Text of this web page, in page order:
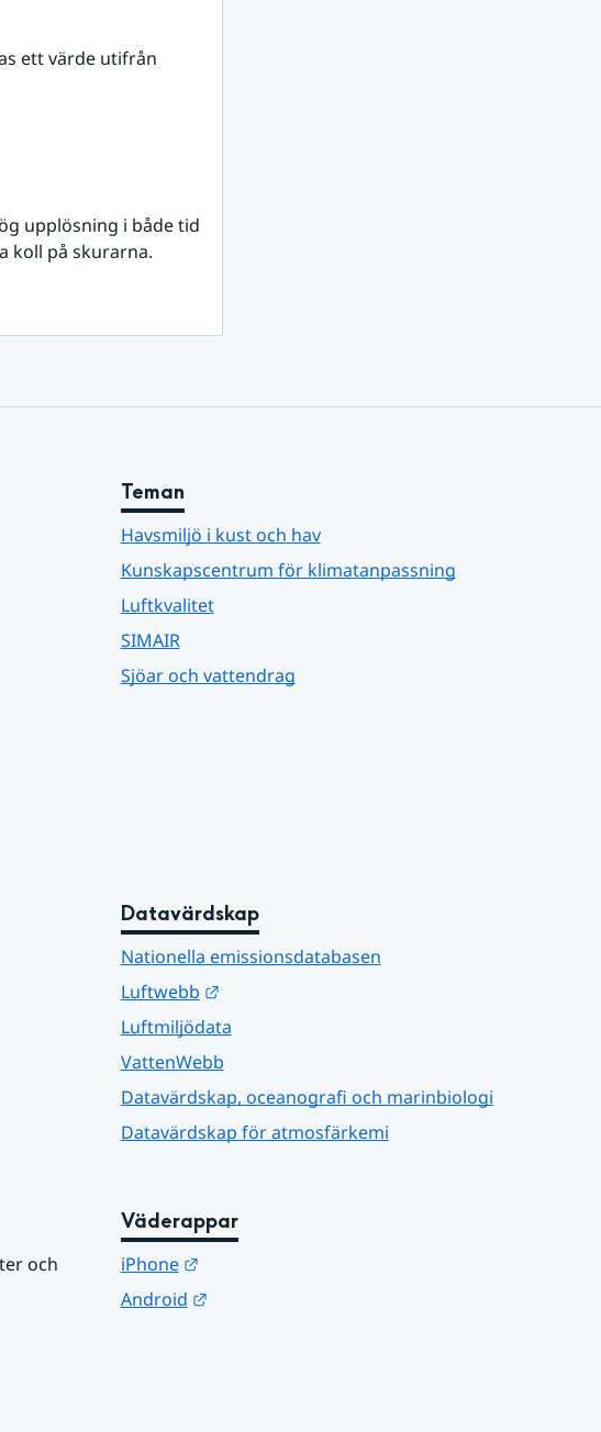
ett värde utifrån
upplösning i både tid
koll på skurarna.
Teman
Havsmiljö i kust och hav
Kunskapscentrum för klimatanpassning
Luftkvalitet
SIMAIR
Sjöar och vattendrag
Datavärdskap
Nationella emissionsdatabasen
Luftwebb
Länk till annan webbplats.
Luftmiljödata
VattenWebb
Datavärdskap, oceanografi och marinbiologi
Datavärdskap för atmosfärkemi
och
Väderappar
iPhone
Länk till annan webbplats.
Android
Länk till annan webbplats.